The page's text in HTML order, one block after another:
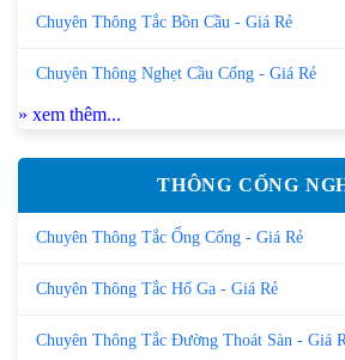
Chuyên Thông Tắc Bồn Cầu - Giá Rẻ
Chuyên Thông Nghẹt Cầu Cống - Giá Rẻ
» xem thêm...
THÔNG CỐNG
Chuyên Thông Tắc Ống Cống - Giá Rẻ
Chuyên Thông Tắc Hố Ga - Giá Rẻ
Chuyên Thông Tắc Đường Thoát Sàn - Giá